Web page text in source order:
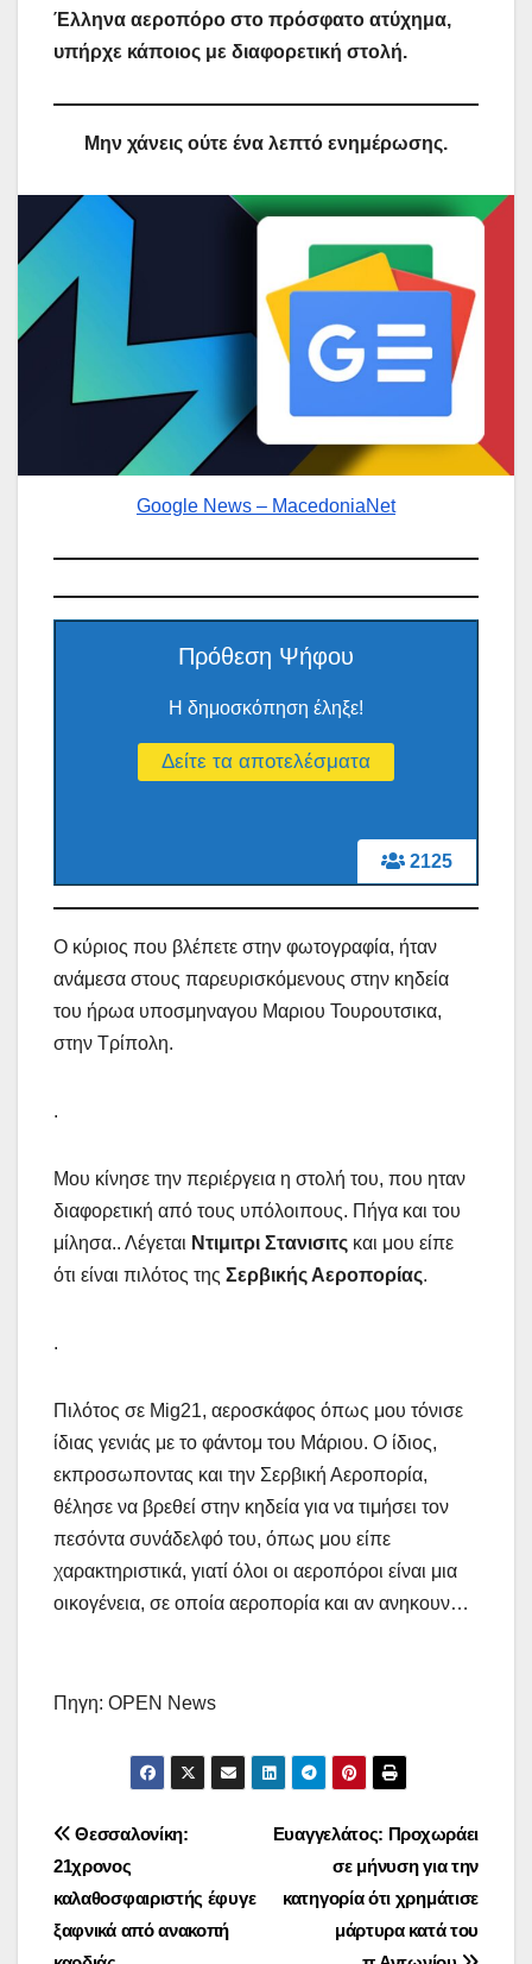
Έλληνα αεροπόρο στο πρόσφατο ατύχημα,
υπήρχε κάποιος με διαφορετική στολή.
Μην χάνεις ούτε ένα λεπτό ενημέρωσης.
Google News – MacedoniaNet
2125
Πρόθεση Ψήφου
Η δημοσκόπηση έληξε!
Ο κύριος που βλέπετε στην φωτογραφία, ήταν
ανάμεσα στους παρευρισκόμενους στην κηδεία
του ήρωα υποσμηναγου Μαριου Τουρουτσικα,
στην Τρίπολη.
.
Μου κίνησε την περιέργεια η στολή του, που ηταν
διαφορετική από τους υπόλοιπους. Πήγα και του
μίλησα.. Λέγεται Ντιμιτρι Στανισιτς και μου είπε
ότι είναι πιλότος της Σερβικής Αεροπορίας.
.
Πιλότος σε Mig21, αεροσκάφος όπως μου τόνισε
ίδιας γενιάς με το φάντομ του Μάριου. Ο ίδιος,
εκπροσωποντας και την Σερβική Αεροπορία,
θέλησε να βρεθεί στην κηδεία για να τιμήσει τον
πεσόντα συνάδελφό του, όπως μου είπε
χαρακτηριστικά, γιατί όλοι οι αεροπόροι είναι μια
οικογένεια, σε οποία αεροπορία και αν ανηκουν…
Πηγη: OPEN News
Πλοήγηση
άρθρων
Ευαγγελάτος: Προχωράει
σε μήνυση για την
κατηγορία ότι χρημάτισε
μάρτυρα κατά του
Θεσσαλονίκη:
21χρονος
καλαθοσφαιριστής έφυγε
ξαφνικά από ανακοπή